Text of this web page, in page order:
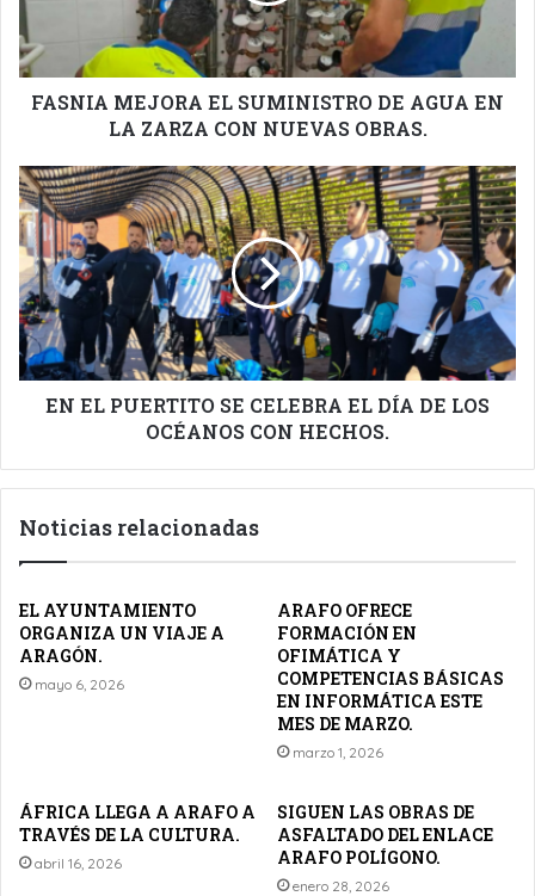
EN
LA
ZARZA
CON
FASNIA MEJORA EL SUMINISTRO DE AGUA EN
LA ZARZA CON NUEVAS OBRAS.
EN
EL
PUERTITO
SE
CELEBRA
EL
DÍA
DE
LOS
OCÉANOS
EN EL PUERTITO SE CELEBRA EL DÍA DE LOS
OCÉANOS CON HECHOS.
Noticias relacionadas
EL AYUNTAMIENTO
ORGANIZA UN VIAJE A
ARAGÓN.
mayo 6, 2026
ARAFO OFRECE
FORMACIÓN EN
OFIMÁTICA Y
COMPETENCIAS BÁSICAS
EN INFORMÁTICA ESTE
MES DE MARZO.
marzo 1, 2026
ÁFRICA LLEGA A ARAFO A
TRAVÉS DE LA CULTURA.
abril 16, 2026
SIGUEN LAS OBRAS DE
ASFALTADO DEL ENLACE
ARAFO POLÍGONO.
enero 28, 2026